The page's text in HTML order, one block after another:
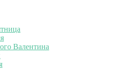
Валентина